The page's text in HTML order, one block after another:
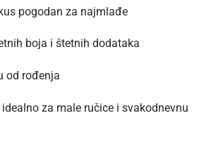
pogodan za najmlađe
boja i štetnih dodataka
od rođenja
za male ručice i svakodnevnu